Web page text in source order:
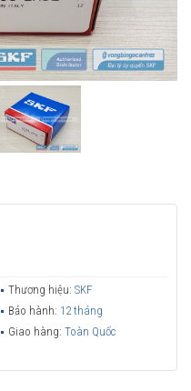
Thương hiệu: SKF
Bảo hành: 12 tháng
Giao hàng: Toàn Quốc